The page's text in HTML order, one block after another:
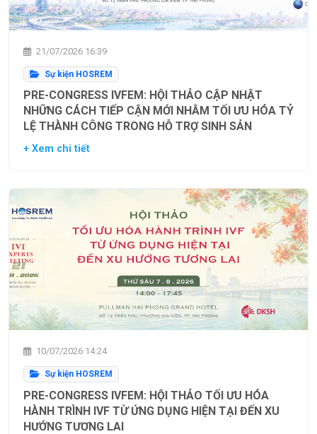
21/07/2026 16:39
Sự kiện HOSREM
PRE-CONGRESS IVFEM: HỘI THẢO CẬP NHẬT
NHỮNG CÁCH TIẾP CẬN MỚI NHẰM TỐI ƯU HÓA TỶ
LỆ THÀNH CÔNG TRONG HỖ TRỢ SINH SẢN
+ Xem chi tiết
10/07/2026 14:24
Sự kiện HOSREM
PRE-CONGRESS IVFEM: HỘI THẢO TỐI ƯU HÓA
HÀNH TRÌNH IVF TỪ ỨNG DỤNG HIỆN TẠI ĐẾN XU
HƯỚNG TƯƠNG LAI